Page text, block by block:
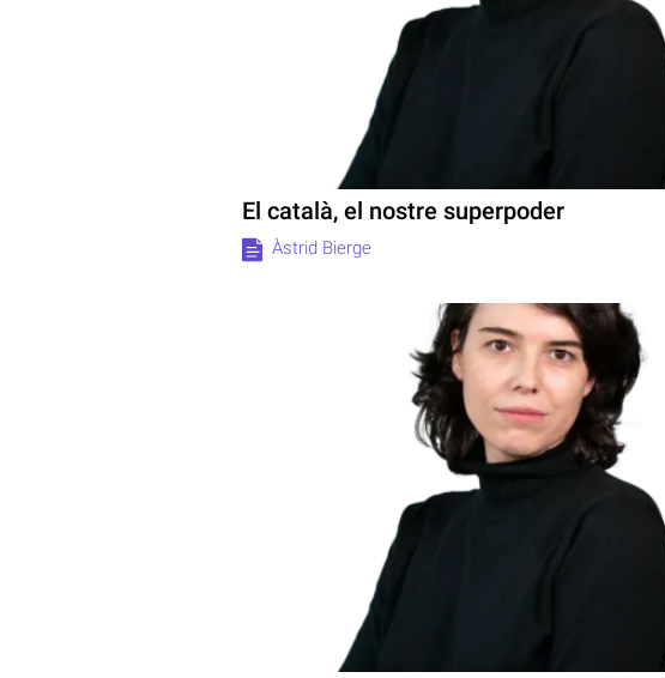
El català, el nostre superpoder
Àstrid Bierge